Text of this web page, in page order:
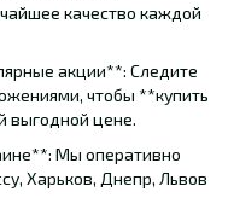
качество каждой
акции**: Следите
чтобы **купить
выгодной цене.
Мы оперативно
Харьков, Днепр, Львов